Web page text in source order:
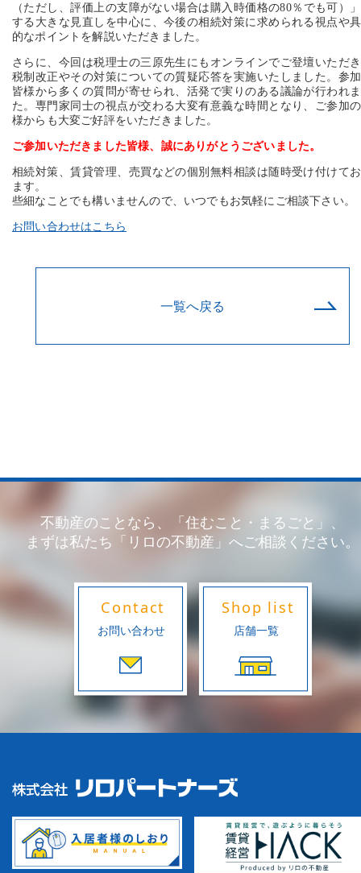
（ただし、評価上の支障がない場合は購入時価格の80％でも可）
する大きな見直しを中心に、今後の相続対策に求められる視点や
的なポイントを解説いただきました。
さらに、今回は税理士の三原先生にもオンラインでご登壇いただ
税制改正やその対策についての質疑応答を実施いたしました。参
皆様から多くの質問が寄せられ、活発で実りのある議論が行われ
た。専門家同士の視点が交わる大変有意義な時間となり、ご参加
様からも大変ご好評をいただきました。
ご参加いただきました皆様、誠にありがとうございました。
相続対策、賃貸管理、売買などの個別無料相談は随時受け付けて
ます。
些細なことでも構いませんので、いつでもお気軽にご相談下さい。
お問い合わせはこちら
一覧へ戻る
不動産のことなら、「住むこと・まるごと」、
まずは私たち「リロの不動産」へご相談ください。